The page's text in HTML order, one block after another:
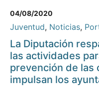
04/08/2020
Juventud, Noticias,
La Diputación
las actividades
prevención de las
impulsan los